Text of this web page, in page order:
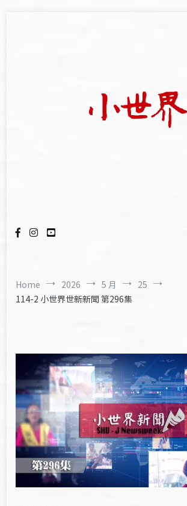
Home 2026 5 月
25
114-2 小世界世新新聞 第296集